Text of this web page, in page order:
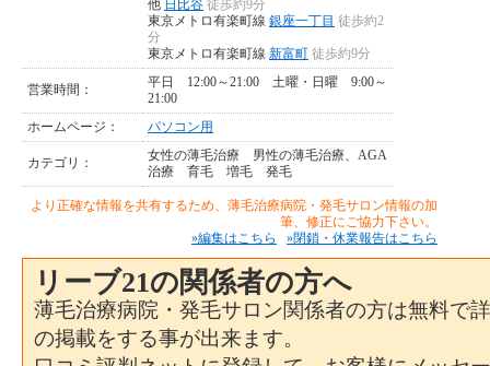
他 日比谷 徒歩約9分
東京メトロ有楽町線 銀座一丁目 徒歩約2
分
東京メトロ有楽町線 新富町 徒歩約9分
営業時間：
平日 12:00～21:00 土曜・日曜 9:00～
21:00
ホームページ：
パソコン用
カテゴリ： 女性の薄毛治療
男性の薄毛治療、AGA
治療
育毛 増毛 発毛
より正確な情報を共有するため、薄毛治療病院・発毛サロン情報の加
筆、修正にご協力下さい。
»編集はこちら
»閉鎖・休業報告はこちら
リーブ21の関係者の方へ
薄毛治療病院・発毛サロン関係者の方は無料で
の掲載をする事が出来ます。